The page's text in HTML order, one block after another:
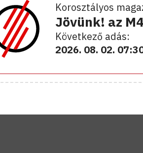
Korosztályos
Jövünk! az
Következő adás:
2026. 08. 02.